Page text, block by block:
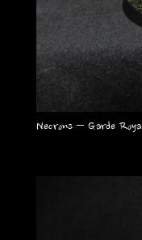
Necrons – Garde